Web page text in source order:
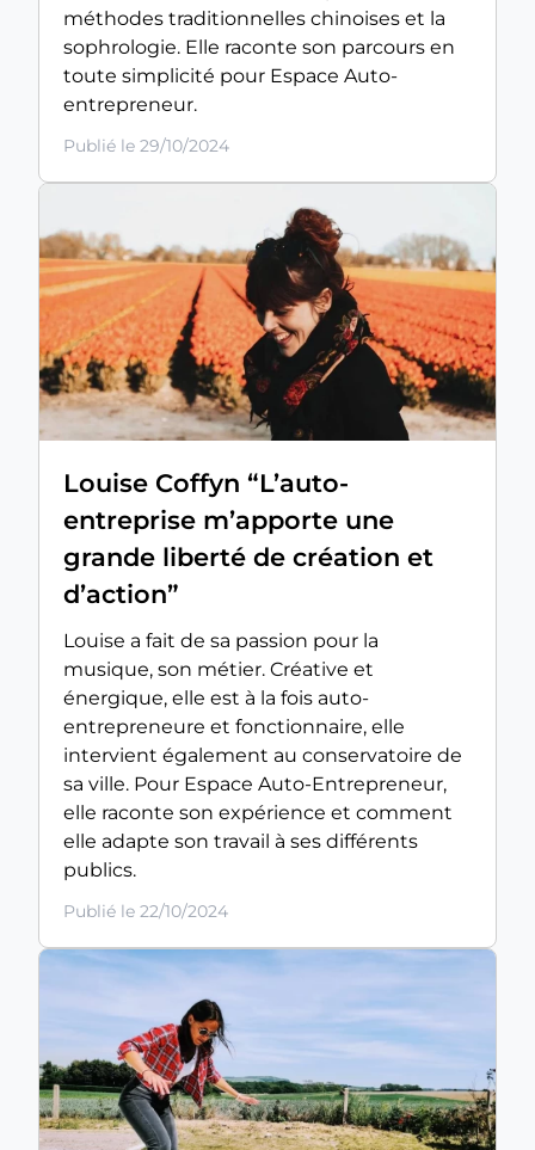
méthodes traditionnelles chinoises et la
sophrologie. Elle raconte son parcours en
toute simplicité pour Espace Auto-
entrepreneur.
Publié le 29/10/2024
Louise Coffyn “L’auto-
entreprise m’apporte une
grande liberté de création et
d’action”
Louise a fait de sa passion pour la
musique, son métier. Créative et
énergique, elle est à la fois auto-
entrepreneure et fonctionnaire, elle
intervient également au conservatoire de
sa ville. Pour Espace Auto-Entrepreneur,
elle raconte son expérience et comment
elle adapte son travail à ses différents
publics.
Publié le 22/10/2024